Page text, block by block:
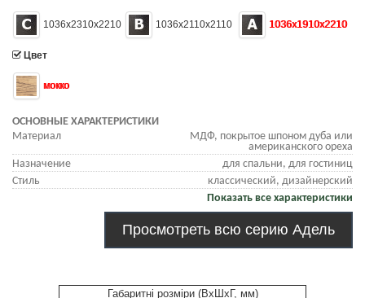
1036х2310х2210 1036х2110х2110 1036х1910х2210
Цвет
мокко
ОСНОВНЫЕ ХАРАКТЕРИСТИКИ
Материал
МДФ, покрытое шпоном дуба или
американского ореха
Назначение
для спальни, для гостиниц
Стиль
классический, дизайнерский
Показать все характеристики
Просмотреть всю серию Адель
Габаритні розміри (ВхШхГ, мм)